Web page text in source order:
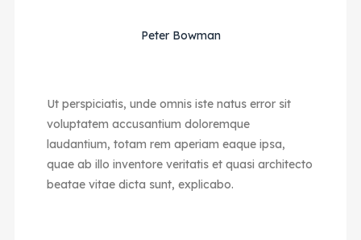
Peter Bowman
Ut perspiciatis, unde omnis iste natus error sit
voluptatem accusantium doloremque
laudantium, totam rem aperiam eaque ipsa,
quae ab illo inventore veritatis et quasi architecto
beatae vitae dicta sunt, explicabo.